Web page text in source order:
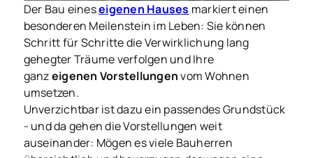
Der Bau eineseigenen Hauses markiert einen
besonderen Meilenstein im Leben: Sie können
Schritt für Schritte die Verwirklichung lang
gehegter Träume verfolgen und Ihre
ganzeigenen Vorstellungenvom Wohnen
umsetzen.
Unverzichtbar ist dazu ein passendes Grundstück
- und da gehen die Vorstellungen weit
auseinander: Mögen es viele Bauherren